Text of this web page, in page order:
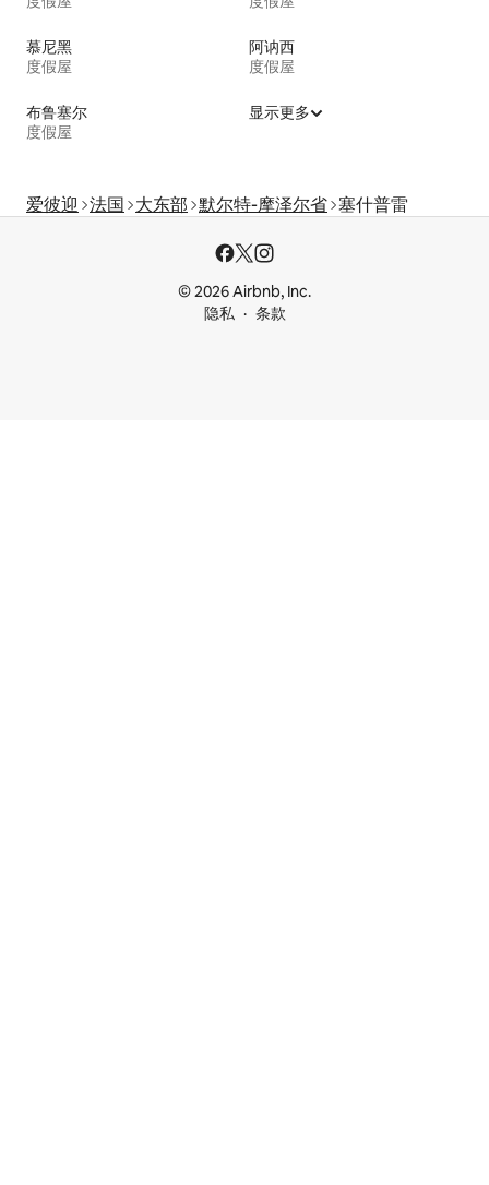
慕尼黑
度假屋
阿讷西
度假屋
布鲁塞尔
度假屋
显示更多
爱彼迎 法国 大东部 默尔特-摩泽尔省 塞什普雷
© 2026 Airbnb, Inc.
隐私
条款